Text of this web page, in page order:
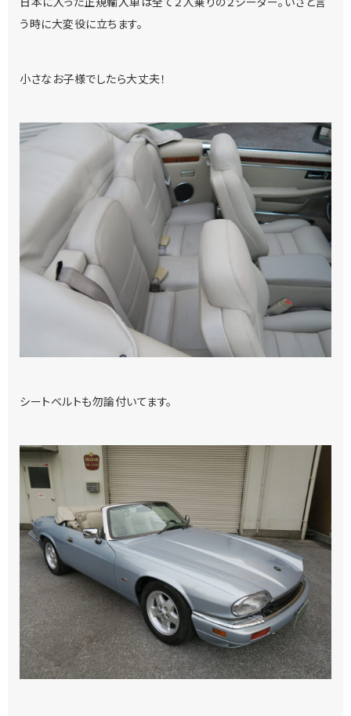
う時に大変役に立ちます。
小さなお子様でしたら大丈夫！
シートベルトも勿論付いてます。